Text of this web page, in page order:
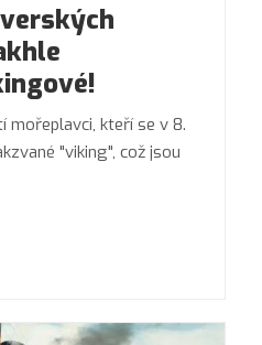
mořeplavci, kteří se v 8.
"viking", což jsou